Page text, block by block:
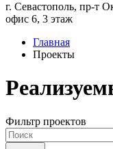
г. Севастополь, пр-т
офис 6, 3 этаж
Главная
Проекты
Фильтр проектов